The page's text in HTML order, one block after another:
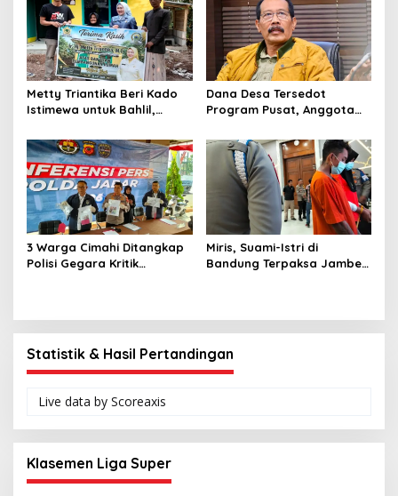
Metty Triantika Beri Kado
Istimewa untuk Bahlil,
Bangun Rumah untuk
Lansia
Dana Desa Tersedot
Program Pusat, Anggota
Pemprov Realisasikan
‘Desa Diurus Kota Ditata’
3 Warga Cimahi Ditangkap
Polisi Gegara Kritik
Miris, Suami-Istri di
Bandung Terpaksa Jambet
Statistik & Hasil Pertandingan
Live data by Scoreaxis
Klasemen Liga Super